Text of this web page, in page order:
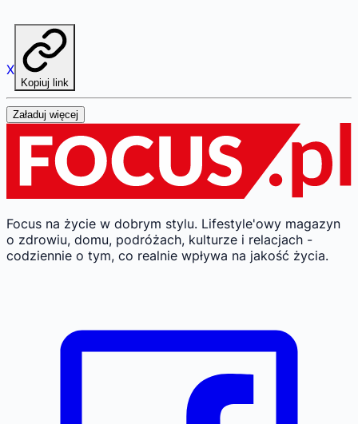
X
Kopiuj link
Załaduj więcej
Focus na życie w dobrym stylu. Lifestyle'owy magazyn
o zdrowiu, domu, podróżach, kulturze i relacjach -
codziennie o tym, co realnie wpływa na jakość życia.